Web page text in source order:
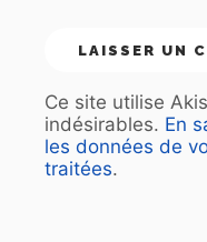
Ce site utilise
indésirables. En
les données de
traitées.